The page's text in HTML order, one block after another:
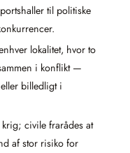
til politiske
lokalitet, hvor to
i konflikt —
billedligt i
civile frarådes at
af stor risiko for